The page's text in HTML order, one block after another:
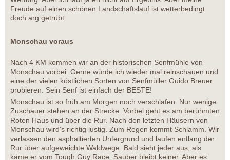
Freude auf einen schönen Landschaftslauf ist wetterbedingt
doch arg getrübt.
Monschau voraus
Nach 4 KM kommen wir an der historischen Senfmühle von
Monschau vorbei. Gerne würde ich wieder mal reinschauen und
eine der vielen köstlichen Sorten von Senfmüller Guido Breuer
probieren. Sein Senf ist einfach der BESTE!
Monschau ist so früh am Morgen noch verschlafen. Nur wenige
Zuschauer stehen an der Strecke. Vorbei geht es am berühmten
Roten Haus und über die Rur. Nach den letzten Häusern von
Monschau wird‘s richtig lustig. Zum Regen kommt Schlamm. Wir
verlassen den asphaltierten Untergrund und laufen entlang der
Rur über aufgeweichte Waldwege. Bald sieht jeder aus, als
käme er vom Tough Guy Race. Sauber bleibt keiner. Aber es